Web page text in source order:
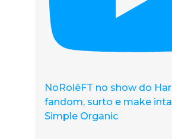
NoRolêFT no show do
fandom, surto e make
Simple Organic